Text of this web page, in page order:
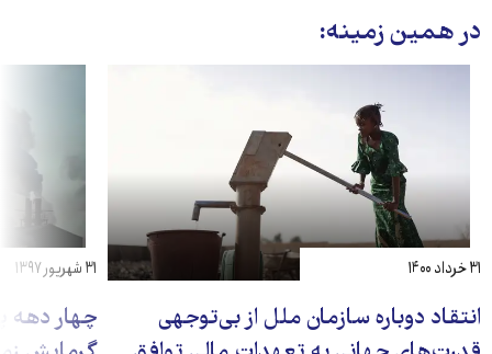
در همین زمینه:
انتقاد دوباره سازمان ملل از بی‌توجهی
۳۱ خرداد ۱۴۰۰
چهار دهه
۳۱ شهریور ۱۳۹۷